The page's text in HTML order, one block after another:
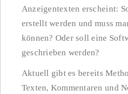
Anzeigentexten erscheint:
erstellt werden und muss
können? Oder soll eine
geschrieben werden?
Aktuell gibt es bereits
Texten, Kommentaren und